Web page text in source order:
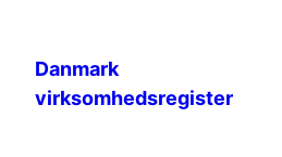
Danmark
virksomhedsregister